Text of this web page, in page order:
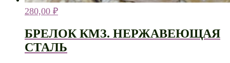
280,00 ₽
БРЕЛОК КМЗ. НЕРЖАВЕЮЩАЯ
СТАЛЬ